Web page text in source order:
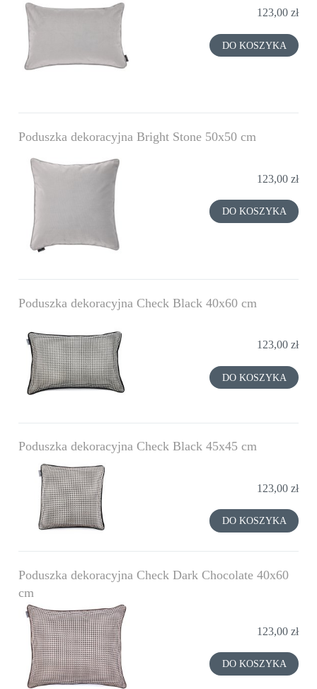
123,00 zł
DO KOSZYKA
Poduszka dekoracyjna Bright Stone 50x50 cm
123,00 zł
DO KOSZYKA
Poduszka dekoracyjna Check Black 40x60 cm
123,00 zł
DO KOSZYKA
Poduszka dekoracyjna Check Black 45x45 cm
123,00 zł
DO KOSZYKA
Poduszka dekoracyjna Check Dark Chocolate 40x60
cm
123,00 zł
DO KOSZYKA